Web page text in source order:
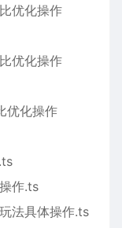
优化操作
优化操作
优化操作
作.ts
法具体操作.ts